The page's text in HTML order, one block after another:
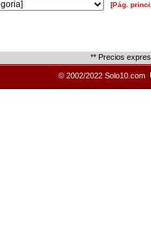
[Pág.
** Precios
© 2002/2022 Solo10.com